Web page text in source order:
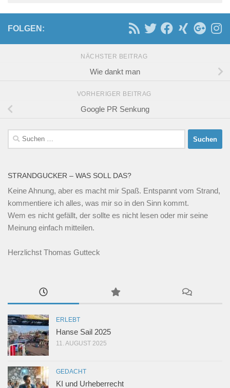
FOLGEN:
NÄCHSTER BEITRAG
Wie dankt man
VORHERIGER BEITRAG
Google PR Senkung
Suchen
nach:
STRANDGUCKER – WAS SOLL DAS?
Keine Ahnung, aber es macht mir Spaß. Entspannt vom Strand,
kommentiere ich alles, was mir so in den Sinn kommt.
Wem es nicht gefällt, der sollte es nicht lesen oder mir seine
Meinung einfach mitteilen.
Herzlichst Thomas Gutteck
ERLEBT
Hanse Sail 2025
11. AUGUST 2025
GEDACHT
KI und Urheberrecht